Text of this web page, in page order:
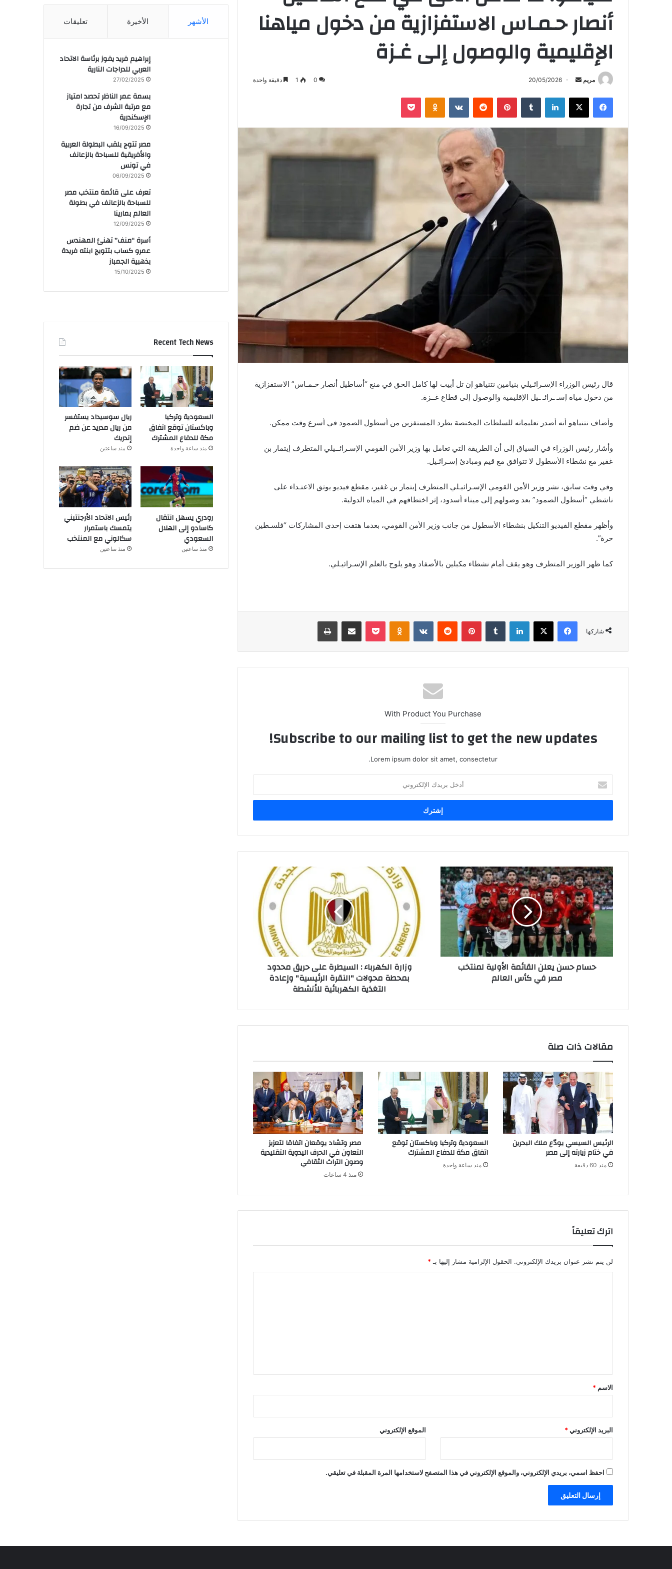
أنصار حـمـاس الاستفزازية من دخول مياهنا
الإقليمية والوصول إلى غـزة
مريم
أرسل 20/05/2026
0
1 دقيقة واحدة
فيسبوك X لينكدإن بينتيريست Odnoklassniki
بوكيت
قال رئيس الوزراء الإسـرائـيلي بنيامين نتنياهو إن تل أبيب لها كامل الحق في منع “أساطيل أنصار حـمـاس” الاستفزازية
من دخول مياه إسـ ـرائـ ـيل الإقليمية والوصول إلى قطاع غــزة.
وأضاف نتنياهو أنه أصدر تعليماته للسلطات المختصة بطرد المستفزين من أسطول الصمود في أسرع وقت ممكن.
وأشار رئيس الوزراء في السياق إلى أن الطريقة التي تعامل بها وزير الأمن القومي الإسـرائــيلي المتطرف إيتمار بن
غفير مع نشطاء الأسطول لا تتوافق مع قيم ومبادئ إسـرائـيل.
وفي وقت سابق، نشر وزير الأمن القومي الإسـرائيـلي المتطرف إيتمار بن غفير، مقطع فيديو يوثق الاعتـداء على
ناشطي “أسطول الصمود” بعد وصولهم إلى ميناء أسدود، إثر اختطافهم في المياه الدولية.
وأظهر مقطع الفيديو التنكيل بنشطاء الأسطول من جانب وزير الأمن القومي، بعدما هتفت إحدى المشاركات “فلسـطين
حرة”.
كما ظهر الوزير المتطرف وهو يقف أمام نشطاء مكبلين بالأصفاد وهو يلوح بالعلم الإسـرائيـلي.
شاركها
فيسبوك X لينكدإن بينتيريست Odnoklassniki
بوكيت مشاركة عبر البريد طباعة
With Product You Purchase
Subscribe to our mailing list to get the new updates!
Lorem ipsum dolor sit amet, consectetur.
بريدك
الإلكتروني
حسام حسن يعلن القائمة الأولية لمنتخب
مصر في كأس العالم
وزارة الكهرباء : السيطرة على حريق محدود
بمحطة محولات "النقرة الرئيسية" وإعادة
التغذية الكهربائية للأنشطة
مقالات ذات صلة
الرئيس السيسي يودّع ملك البحرين
في ختام زيارته إلى مصر
منذ 60 دقيقة
السعودية وتركيا وباكستان توقع
اتفاق مكة للدفاع المشترك
منذ ساعة واحدة
مصر وتشاد يوقعان اتفاقا لتعزيز
التعاون في الحرف اليدوية التقليدية
وصون التراث الثقافي
منذ 4 ساعات
اترك تعليقاً
لن يتم نشر عنوان بريدك الإلكتروني. الحقول الإلزامية مشار إليها بـ *
*
الاسم *
البريد الإلكتروني* الموقع الإلكتروني
احفظ اسمي، بريدي الإلكتروني، والموقع الإلكتروني في هذا المتصفح لاستخدامها المرة المقبلة في تعليقي.
الأشهر الأخيرة تعليقات
إبراهيم فريد يفوز برئاسة الاتحاد
العربي للدراجات النارية
27/02/2025
بسمة عمر الناظر تحصد امتياز
مع مرتبة الشرف من تجارة
الإسكندرية
16/09/2025
مصر تتوج بلقب البطولة العربية
والأفريقية للسباحة بالزعانف
في تونس
06/09/2025
تعرف على قائمة منتخب مصر
للسباحة بالزعانف في بطولة
العالم بمارينا
12/09/2025
أسرة “منف” تهنئ المهندس
عمرو كساب بتتويج ابنته فريدة
بذهبية الجمباز
15/10/2025
Recent Tech News
السعودية وتركيا
وباكستان توقع اتفاق
مكة للدفاع المشترك
منذ ساعة واحدة
ريال سوسيداد يستفسر
من ريال مدريد عن ضم
إندريك
منذ ساعتين
رودري يسهل انتقال
كاسادو إلى الهلال
السعودي
منذ ساعتين
رئيس الاتحاد الأرجنتيني
يتمسك باستمرار
سكالوني مع المنتخب
منذ ساعتين